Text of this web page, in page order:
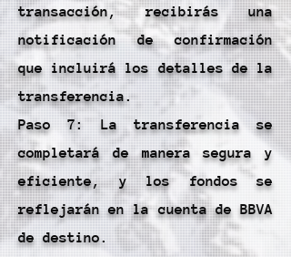
transacción, recibirás una
notificación de confirmación
que incluirá los detalles de la
transferencia.
Paso 7: La transferencia se
completará de manera segura y
eficiente, y los fondos se
reflejarán en la cuenta de BBVA
de destino.